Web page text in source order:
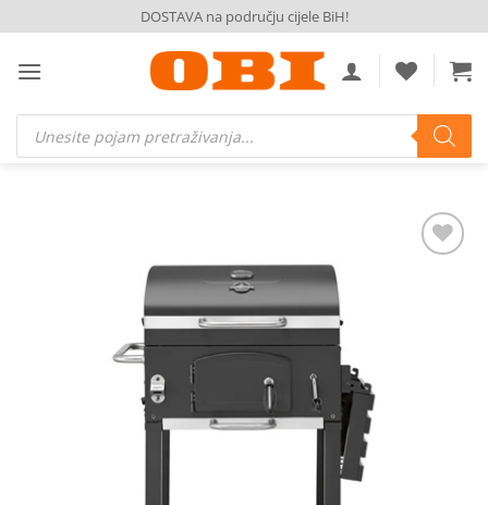
to
content
DOSTAVA na području cijele BiH!
Products
search